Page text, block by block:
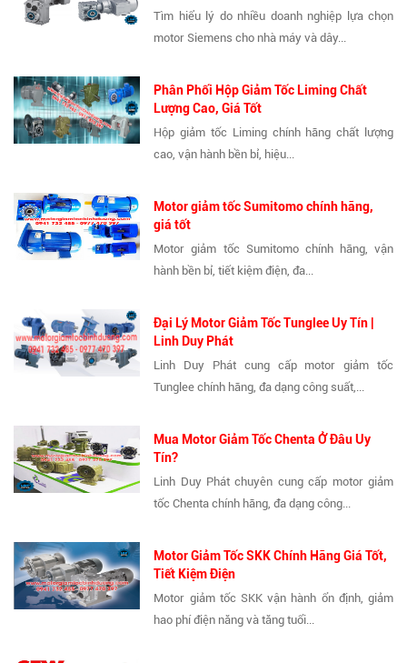
Tìm hiểu lý do nhiều doanh nghiệp lựa chọn
motor Siemens cho nhà máy và dây...
Phân Phối Hộp Giảm Tốc Liming Chất
Lượng Cao, Giá Tốt
Hộp giảm tốc Liming chính hãng chất lượng
cao, vận hành bền bỉ, hiệu...
Motor giảm tốc Sumitomo chính hãng,
giá tốt
Motor giảm tốc Sumitomo chính hãng, vận
hành bền bỉ, tiết kiệm điện, đa...
Đại Lý Motor Giảm Tốc Tunglee Uy Tín |
Linh Duy Phát
Linh Duy Phát cung cấp motor giảm tốc
Tunglee chính hãng, đa dạng công suất,...
Mua Motor Giảm Tốc Chenta Ở Đâu Uy
Tín?
Linh Duy Phát chuyên cung cấp motor giảm
tốc Chenta chính hãng, đa dạng công...
Motor Giảm Tốc SKK Chính Hãng Giá Tốt,
Tiết Kiệm Điện
Motor giảm tốc SKK vận hành ổn định, giảm
hao phí điện năng và tăng tuổi...